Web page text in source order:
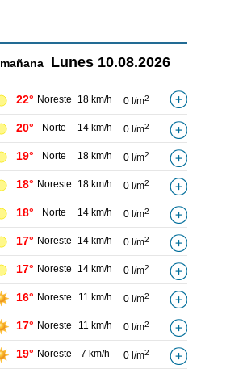
mañana Lunes 10.08.2026
22° Noreste 18 km/h 0 l/m2
20° Norte 14 km/h 0 l/m2
19° Norte 18 km/h 0 l/m2
18° Noreste 18 km/h 0 l/m2
18° Norte 14 km/h 0 l/m2
17° Noreste 14 km/h 0 l/m2
17° Noreste 14 km/h 0 l/m2
16° Noreste 11 km/h 0 l/m2
17° Noreste 11 km/h 0 l/m2
19° Noreste 7 km/h 0 l/m2